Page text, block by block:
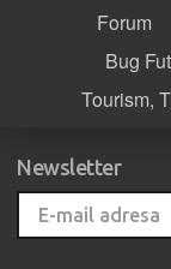
Forum
Bug
Tourism,
Newsletter